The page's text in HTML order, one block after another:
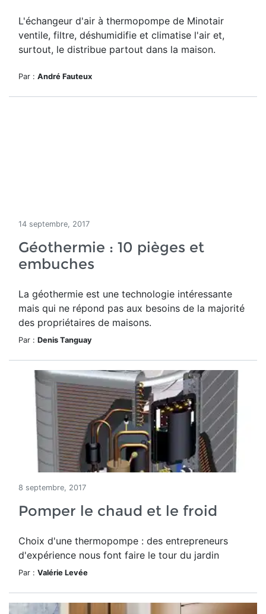
L'échangeur d'air à thermopompe de Minotair
ventile, filtre, déshumidifie et climatise l'air et,
surtout, le distribue partout dans la maison.
Par : André Fauteux
14 septembre, 2017
Géothermie : 10 pièges et
embuches
La géothermie est une technologie intéressante
mais qui ne répond pas aux besoins de la majorité
des propriétaires de maisons.
Par : Denis Tanguay
8 septembre, 2017
Pomper le chaud et le froid
Choix d'une thermopompe : des entrepreneurs
d'expérience nous font faire le tour du jardin
Par : Valérie Levée